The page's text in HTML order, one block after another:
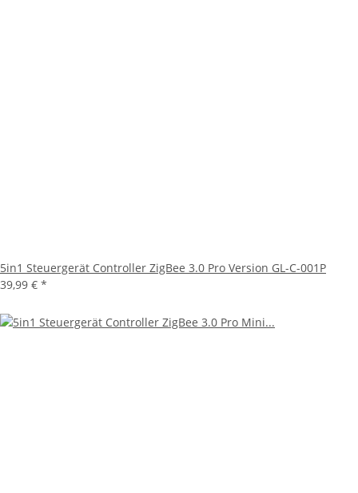
5in1 Steuergerät Controller ZigBee 3.0 Pro Version GL-C-001P
39,99 € *